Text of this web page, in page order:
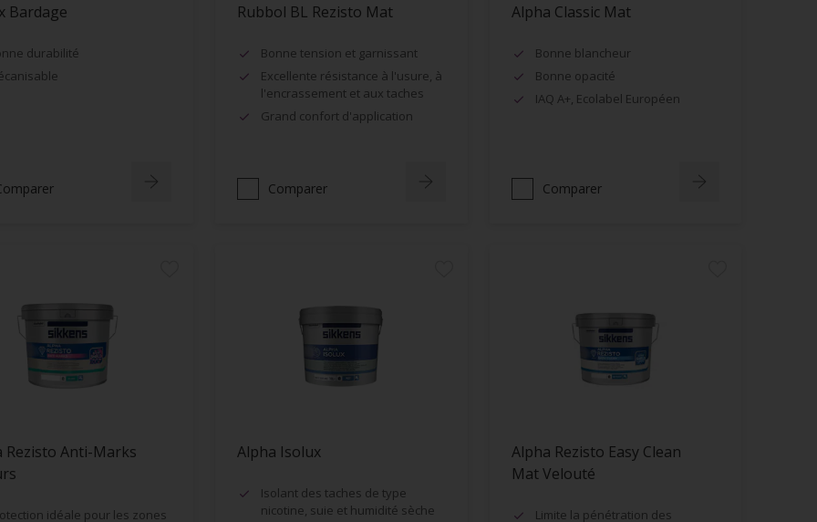
Bardage
durabilité
Rubbol BL Rezisto Mat
Bonne tension et garnissant
Excellente résistance à l'usure, à
l'encrassement et aux taches
Grand confort d'application
Comparer
Alpha Classic Mat
Bonne blancheur
Bonne opacité
IAQ A+, Ecolabel Européen
Comparer
Rezisto Anti-Marks
idéale pour les zones
Alpha Isolux
Isolant des taches de type
nicotine, suie et humidité sèche
Alpha Rezisto Easy Clean
Mat Velouté
Limite la pénétration des